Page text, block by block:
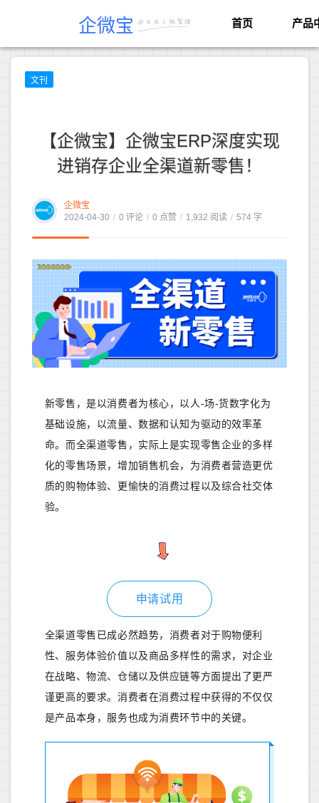
企微宝 首页 产品
文刊
【企微宝】企微宝ERP深度实现
进销存企业全渠道新零售！
企微宝
2024-04-30 / 0 评论 / 0 点赞 / 1,932 阅读 / 574 字
新零售，是以消费者为核心，以人-场-货数字化为
基础设施，以流量、数据和认知为驱动的效率革
命。而全渠道零售，实际上是实现零售企业的多样
化的零售场景，增加销售机会，为消费者营造更优
质的购物体验、更愉快的消费过程以及综合社交体
验。
申请试用
全渠道零售已成必然趋势，消费者对于购物便利
性、服务体验价值以及商品多样性的需求，对企业
在战略、物流、仓储以及供应链等方面提出了更严
谨更高的要求。消费者在消费过程中获得的不仅仅
是产品本身，服务也成为消费环节中的关键。